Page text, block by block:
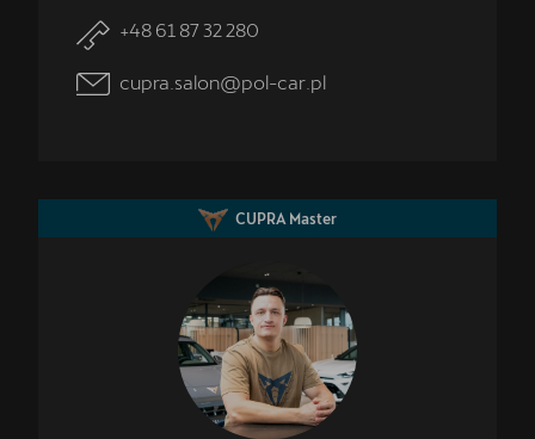
Skorzystaj z usług najlepszego serwis CUPRA w Polsce -
+48 61 87 32 280
cupra.salon@pol-car.pl
CUPRA Master